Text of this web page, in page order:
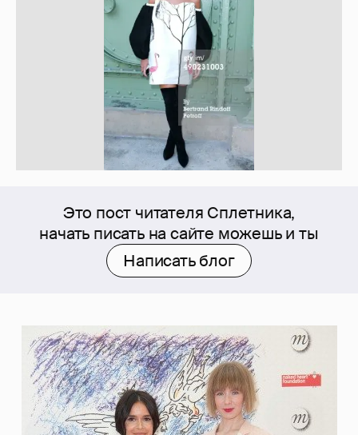
Это пост читателя Сплетника,
начать писать на сайте можешь и ты
Написать блог